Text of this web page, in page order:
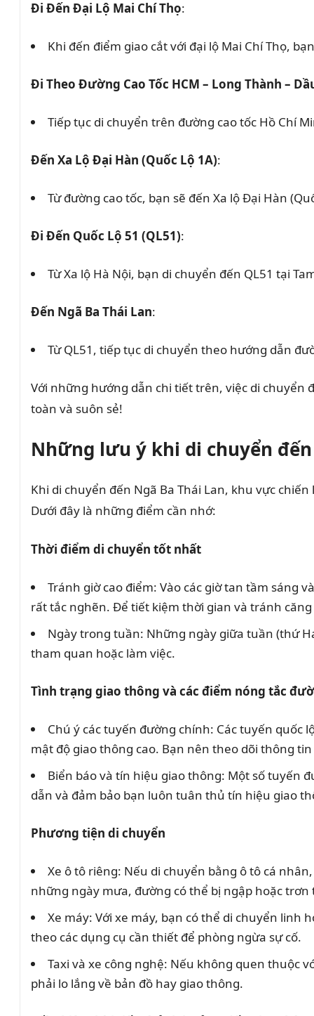
Đi Đến Đại Lộ Mai Chí Thọ:
Khi đến điểm giao cắt với đại lộ Mai Chí Thọ,
Đi Theo Đường Cao Tốc HCM – Long Thành –
Tiếp tục di chuyển trên đường cao tốc Hồ Chí
Đến Xa Lộ Đại Hàn (Quốc Lộ 1A):
Từ đường cao tốc, bạn sẽ đến Xa lộ Đại Hàn
Đi Đến Quốc Lộ 51 (QL51):
Từ Xa lộ Hà Nội, bạn di chuyển đến QL51 tại
Đến Ngã Ba Thái Lan:
Từ QL51, tiếp tục di chuyển theo hướng dẫn
Với những hướng dẫn chi tiết trên, việc di chuyển
toàn và suôn sẻ!
Những lưu ý khi di chuyển
Khi di chuyển đến Ngã Ba Thái Lan, khu vực
Dưới đây là những điểm cần nhớ:
Thời điểm di chuyển tốt nhất
Tránh giờ cao điểm: Vào các giờ tan tầm sáng
rất tắc nghẽn. Để tiết kiệm thời gian và tránh
Ngày trong tuần: Những ngày giữa tuần (thứ
tham quan hoặc làm việc.
Tình trạng giao thông và các điểm nóng tắc
Chú ý các tuyến đường chính: Các tuyến quốc
mật độ giao thông cao. Bạn nên theo dõi thông
Biển báo và tín hiệu giao thông: Một số tuyến
dẫn và đảm bảo bạn luôn tuân thủ tín hiệu giao
Phương tiện di chuyển
Xe ô tô riêng: Nếu di chuyển bằng ô tô cá
những ngày mưa, đường có thể bị ngập hoặc
Xe máy: Với xe máy, bạn có thể di chuyển
theo các dụng cụ cần thiết để phòng ngừa sự cố.
Taxi và xe công nghệ: Nếu không quen thuộc
phải lo lắng về bản đồ hay giao thông.